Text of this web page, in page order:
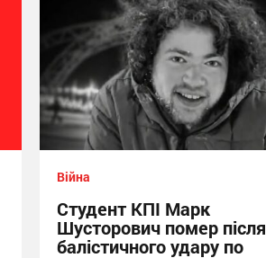
Війна
Студент КПІ Марк
Шусторович помер після
балістичного удару по